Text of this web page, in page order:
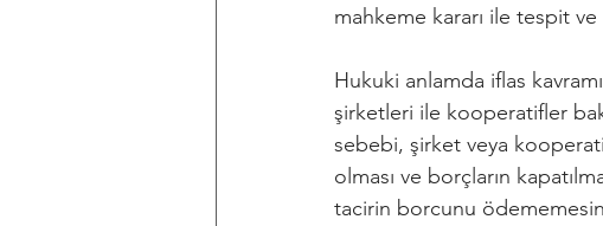
mahkeme kararı ile tespit ve
Hukuki anlamda iflas
şirketleri ile kooperatifler
sebebi, şirket veya
olması ve borçların
tacirin borcunu